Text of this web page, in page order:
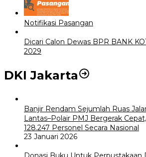
Notifikasi Pasangan
Dicari Calon Dewas BPR BANK
2029
DKI Jakarta
Banjir Rendam Sejumlah Ruas
Lantas–Polair PMJ Bergerak
128.247 Personel Secara Nasional
23 Januari 2026